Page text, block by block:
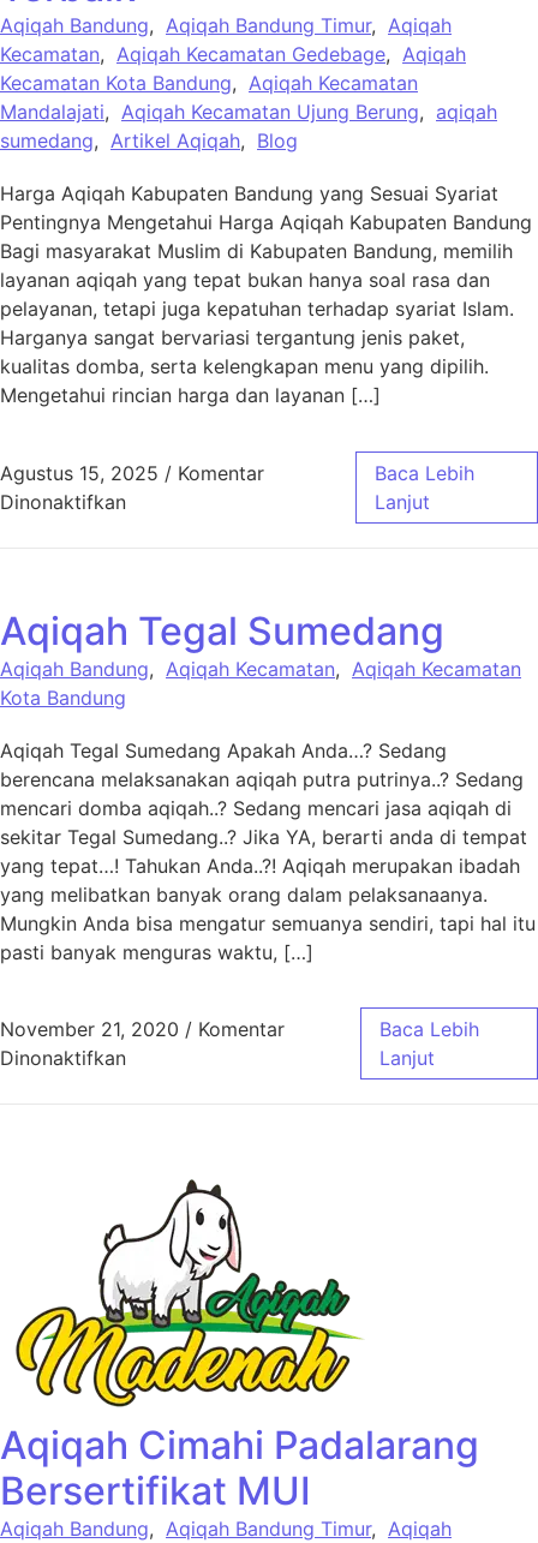
Aqiqah Bandung, Aqiqah Bandung Timur, Aqiqah
Kecamatan, Aqiqah Kecamatan Gedebage, Aqiqah
Kecamatan Kota Bandung, Aqiqah Kecamatan
Mandalajati, Aqiqah Kecamatan Ujung Berung, aqiqah
sumedang, Artikel Aqiqah, Blog
Harga Aqiqah Kabupaten Bandung yang Sesuai Syariat
Pentingnya Mengetahui Harga Aqiqah Kabupaten Bandung
Bagi masyarakat Muslim di Kabupaten Bandung, memilih
layanan aqiqah yang tepat bukan hanya soal rasa dan
pelayanan, tetapi juga kepatuhan terhadap syariat Islam.
Harganya sangat bervariasi tergantung jenis paket,
kualitas domba, serta kelengkapan menu yang dipilih.
Mengetahui rincian harga dan layanan […]
Agustus 15, 2025 / Komentar
Dinonaktifkanpada Harga Aqiqah Kabupaten Bandung
Baca Lebih
Lanjut
Aqiqah Tegal Sumedang
Aqiqah Bandung, Aqiqah Kecamatan, Aqiqah Kecamatan
Kota Bandung
Aqiqah Tegal Sumedang Apakah Anda…? Sedang
berencana melaksanakan aqiqah putra putrinya..? Sedang
mencari domba aqiqah..? Sedang mencari jasa aqiqah di
sekitar Tegal Sumedang..? Jika YA, berarti anda di tempat
yang tepat…! Tahukan Anda..?! Aqiqah merupakan ibadah
yang melibatkan banyak orang dalam pelaksanaanya.
Mungkin Anda bisa mengatur semuanya sendiri, tapi hal itu
pasti banyak menguras waktu, […]
November 21, 2020 / Komentar
Dinonaktifkanpada Aqiqah Tegal Sumedang
Baca Lebih
Lanjut
Aqiqah Cimahi Padalarang
Bersertifikat MUI
Aqiqah Bandung, Aqiqah Bandung Timur, Aqiqah